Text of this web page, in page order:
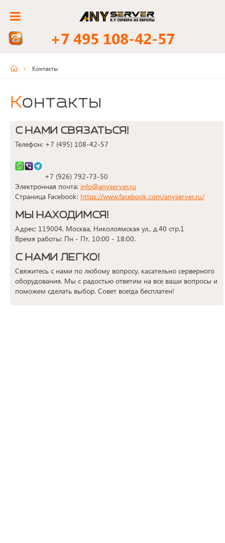
+7 495 108-42-57
Контакты
Контакты
С НАМИ СВЯЗАТЬСЯ!
Телефон: +7 (495) 108-42-57
+7 (926) 792-73-50
Электронная почта: info@anyserver.ru
Страница Facebook: https://www.facebook.com/anyserver.ru/
МЫ НАХОДИМСЯ!
Адрес: 119004, Москва, Николоямская ул., д.40 стр.1
Время работы: Пн - Пт, 10:00 - 18:00.
С НАМИ ЛЕГКО!
Свяжитесь с нами по любому вопросу, касательно серверного
оборудования. Мы с радостью ответим на все ваши вопросы и
поможем сделать выбор. Совет всегда бесплатен!